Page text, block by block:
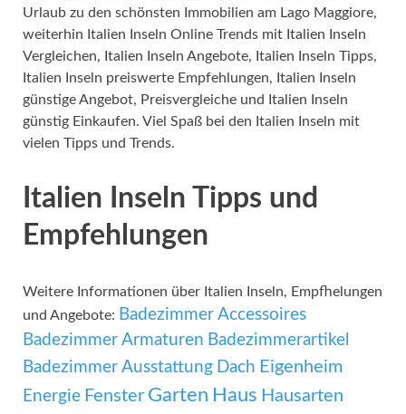
Urlaub zu den schönsten Immobilien am Lago Maggiore,
weiterhin Italien Inseln Online Trends mit Italien Inseln
Vergleichen, Italien Inseln Angebote, Italien Inseln Tipps,
Italien Inseln preiswerte Empfehlungen, Italien Inseln
günstige Angebot, Preisvergleiche und Italien Inseln
günstig Einkaufen. Viel Spaß bei den Italien Inseln mit
vielen Tipps und Trends.
Italien Inseln Tipps und
Empfehlungen
Weitere Informationen über Italien Inseln, Empfhelungen
und Angebote: Badezimmer Accessoires
Badezimmer Armaturen Badezimmerartikel
Badezimmer Ausstattung Dach Eigenheim
Energie Fenster Garten Haus Hausarten